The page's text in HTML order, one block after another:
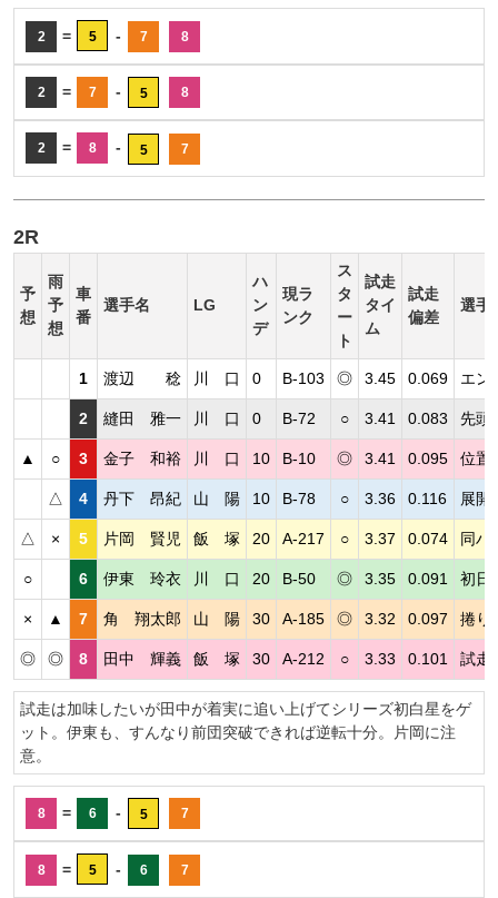
2 = 5 - 7 8
2 = 7 - 5 8
2 = 8 - 5 7
2R
予
想
雨
予
想
車
番
選手名 LG
ハ
ン
デ
現ラ
ンク
ス
タ
ー
ト
試走
タイ
ム
試走
偏差
選手
1 渡辺 稔 川 口 0 B-103 ◎ 3.45 0.069 エン
2 縫田 雅一 川 口 0 B-72 ○ 3.41 0.083 先頭
▲ ○ 3 金子 和裕 川 口 10 B-10 ◎ 3.41 0.095 位置
△ 4 丹下 昂紀 山 陽 10 B-78 ○ 3.36 0.116 展開
△ × 5 片岡 賢児 飯 塚 20 A-217 ○ 3.37 0.074 同ハ
○ 6 伊東 玲衣 川 口 20 B-50 ◎ 3.35 0.091 初日
× ▲ 7 角 翔太郎 山 陽 30 A-185 ◎ 3.32 0.097 捲り
◎ ◎ 8 田中 輝義 飯 塚 30 A-212 ○ 3.33 0.101 試走
試走は加味したいが田中が着実に追い上げてシリーズ初白星をゲ
ット。伊東も、すんなり前団突破できれば逆転十分。片岡に注
意。
8 = 6 - 5 7
8 = 5 - 6 7